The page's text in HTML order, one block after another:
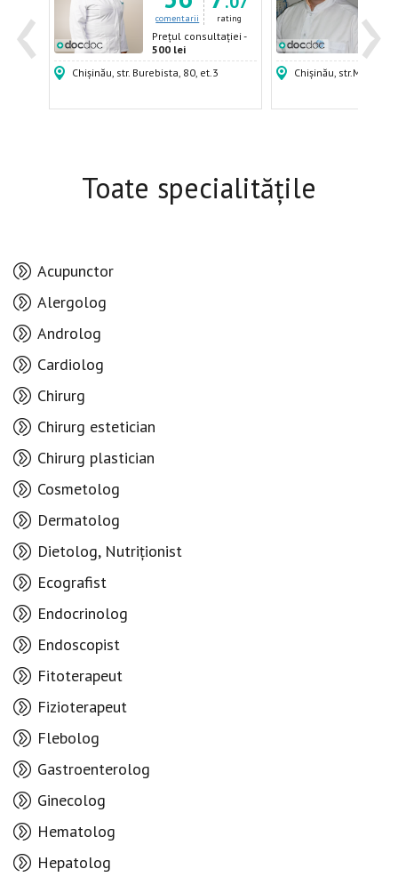
‹ ›
-
comentarii rating
Prețul consultației -
500 lei
Chișinău, str. Burebista, 80, et.3
500
Chișinău, str.Mircea
Toate specialitățile
Acupunctor
Alergolog
Androlog
Cardiolog
Chirurg
Chirurg estetician
Chirurg plastician
Cosmetolog
Dermatolog
Dietolog, Nutriționist
Ecografist
Endocrinolog
Endoscopist
Fitoterapeut
Fizioterapeut
Flebolog
Gastroenterolog
Ginecolog
Hematolog
Hepatolog